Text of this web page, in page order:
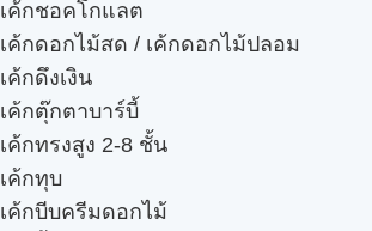
เค้กชอคโกแลต
เค้กดอกไม้สด / เค้กดอกไม้ปลอม
เค้กดึงเงิน
เค้กตุ๊กตาบาร์บี้
เค้กทรงสูง 2-8 ชั้น
เค้กทุบ
เค้กบีบครีมดอกไม้